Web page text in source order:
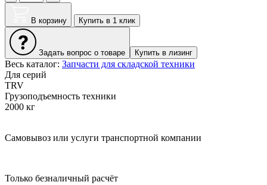
В корзину Купить в 1 клик
Задать вопрос о товаре Купить в лизинг
Весь каталог: Запчасти для складской техники
Для серий
TRV
Грузоподъемность техники
2000 кг
Самовывоз или услуги транспортной компании
Только безналичный расчёт